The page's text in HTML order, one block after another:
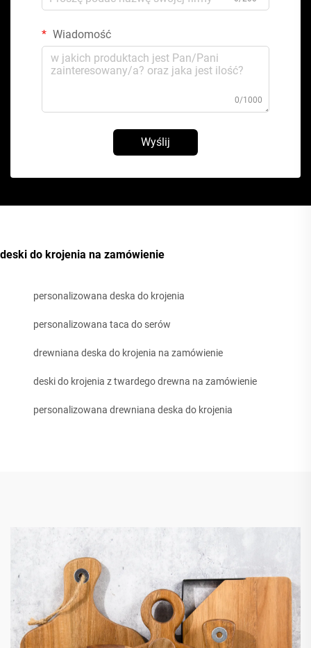
Wiadomość
0/1000
Wyślij
deski do krojenia na zamówienie
personalizowana deska do krojenia
personalizowana taca do serów
drewniana deska do krojenia na zamówienie
deski do krojenia z twardego drewna na zamówienie
personalizowana drewniana deska do krojenia